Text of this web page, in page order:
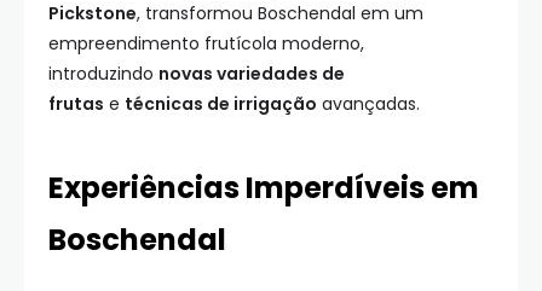
Pickstone, transformou Boschendal em um
empreendimento frutícola moderno,
introduzindo novas variedades de
frutas e técnicas de irrigação avançadas.
Experiências Imperdíveis em
Boschendal